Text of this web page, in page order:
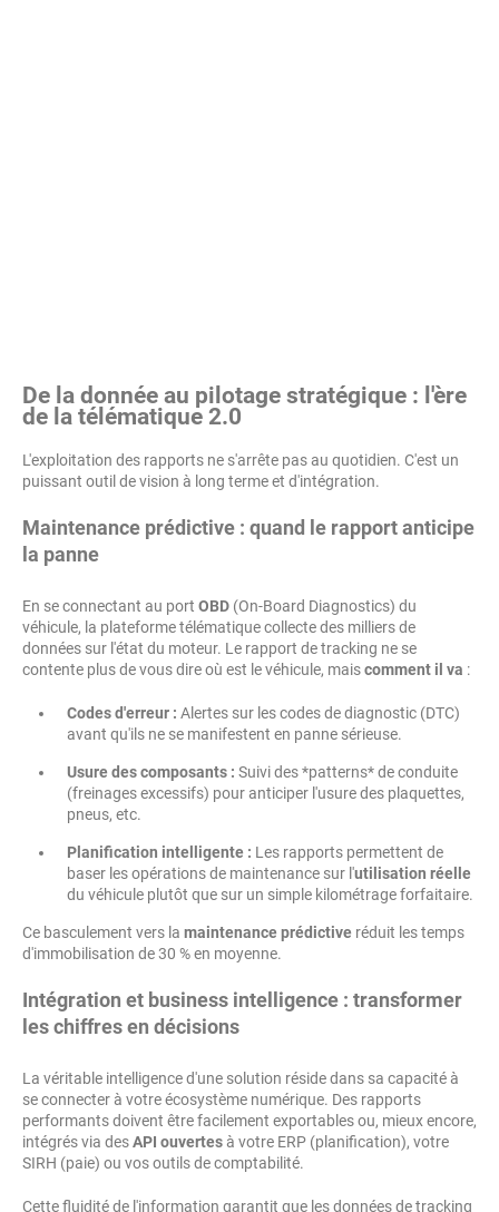
De la donnée au pilotage stratégique : l'ère
de la télématique 2.0
L'exploitation des rapports ne s'arrête pas au quotidien. C'est un
puissant outil de vision à long terme et d'intégration.
Maintenance prédictive : quand le rapport anticipe
la panne
En se connectant au port OBD (On-Board Diagnostics) du
véhicule, la plateforme télématique collecte des milliers de
données sur l'état du moteur. Le rapport de tracking ne se
contente plus de vous dire où est le véhicule, maiscomment il va :
Codes d'erreur : Alertes sur les codes de diagnostic (DTC)
avant qu'ils ne se manifestent en panne sérieuse.
Usure des composants : Suivi des *patterns* de conduite
(freinages excessifs) pour anticiper l'usure des plaquettes,
pneus, etc.
Planification intelligente : Les rapports permettent de
baser les opérations de maintenance sur l'utilisation réelle
du véhicule plutôt que sur un simple kilométrage forfaitaire.
Ce basculement vers la maintenance prédictive réduit les temps
d'immobilisation de 30 % en moyenne.
Intégration et business intelligence : transformer
les chiffres en décisions
La véritable intelligence d'une solution réside dans sa capacité à
se connecter à votre écosystème numérique. Des rapports
performants doivent être facilement exportables ou, mieux encore,
intégrés via desAPI ouvertesà votre ERP (planification), votre
SIRH (paie) ou vos outils de comptabilité.
Cette fluidité de l'information garantit que les données de tracking